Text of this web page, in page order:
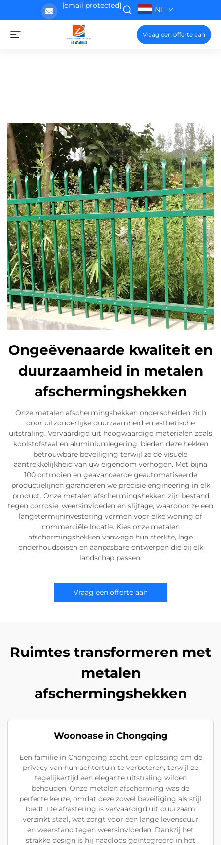
[email protected] NL
Vraag een offerte aan
Ongeëvenaarde kwaliteit en
duurzaamheid in metalen
afschermingshekken
Onze metalen afschermingshekken onderscheiden zich
door uitzonderlijke duurzaamheid en esthetische
uitstraling. Vervaardigd uit hoogwaardige materialen zoals
koolstofstaal en aluminiumlegering, bieden deze hekken
betrouwbare beveiliging terwijl ze de visuele
aantrekkelijkheid van uw eigendom verhogen. Met bijna
100 octrooien en geavanceerde geautomatiseerde
productielijnen garanderen we precisie-engineering in elk
product. Onze metalen afschermingshekken zijn bestand
tegen corrosie, weersinvloeden en slijtage, waardoor ze een
langetermijninvestering vormen voor elke woning of
commerciële locatie. Kies onze metalen
afschermingshekken vanwege hun sterkte, lage
onderhoudseisen en aanpasbare ontwerpen die bij elk
landschap passen.
Vraag een offerte aan
Ruimtes transformeren met
metalen
afschermingshekken
Woonoase in Chongqing
Een familie in Chongqing zocht een oplossing om de
privacy van hun achtertuin te verbeteren, terwijl ze
tegelijkertijd een elegante uitstraling wilden
behouden. Onze metalen afscherming was de
perfecte keuze, omdat deze zowel beveiliging als stijl
biedt. De afrastering is vervaardigd uit duurzaam
verzinkt staal, wat zorgt voor een lange levensduur
en weerstand tegen weersinvloeden. Dankzij het
strakke design is hij naadloos geïntegreerd in het